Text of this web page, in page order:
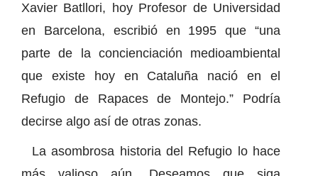
Xavier Batllori, hoy Profesor de Universidad
en Barcelona, escribió en 1995 que “una
parte de la concienciación medioambiental
que existe hoy en Cataluña nació en el
Refugio de Rapaces de Montejo.” Podría
decirse algo así de otras zonas.
La asombrosa historia del Refugio lo hace